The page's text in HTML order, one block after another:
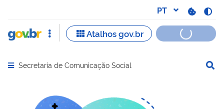
Abrir menu principal de navegação
Secretaria de Comunicação Social